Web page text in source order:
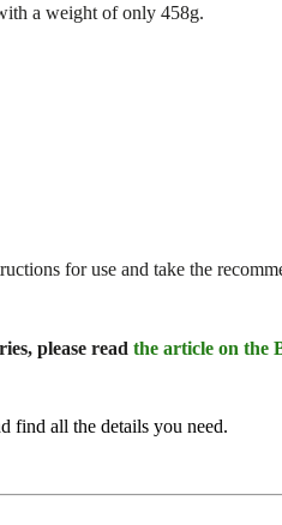
a weight of only 458g.
for use and take the
please read the article on the
find all the details you need.